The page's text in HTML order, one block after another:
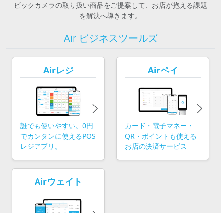
ビックカメラの取り扱い商品をご提案して、お店が抱える課題
を解決へ導きます。
Air ビジネスツールズ
Airレジ
誰でも使いやすい。0円
でカンタンに使えるPOS
レジアプリ。
Airペイ
カード・電子マネー・
QR・ポイントも使える
お店の決済サービス
Airウェイト